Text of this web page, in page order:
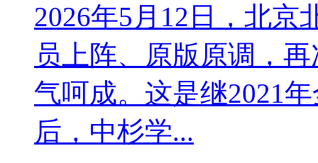
2026年5月12日，北京
员上阵、原版原调，
气呵成。这是继2021
后，中杉学...